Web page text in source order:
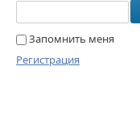
Запомнить меня
Регистрация